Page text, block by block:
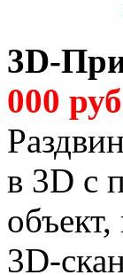
3D-
000
в 3D с
3D-